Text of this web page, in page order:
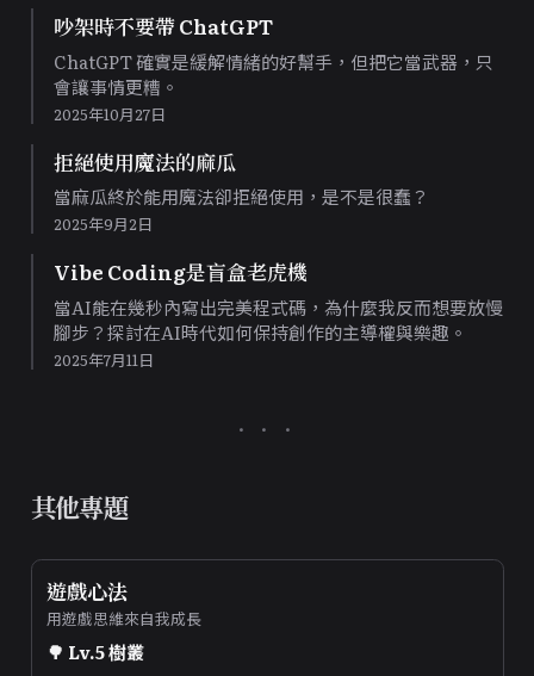
吵架時不要帶 ChatGPT
ChatGPT 確實是緩解情緒的好幫手，但把它當武器，只
會讓事情更糟。
2025年10月27日
拒絕使用魔法的麻瓜
當麻瓜終於能用魔法卻拒絕使用，是不是很蠢？
2025年9月2日
Vibe Coding是盲盒老虎機
當AI能在幾秒內寫出完美程式碼，為什麼我反而想要放慢
腳步？探討在AI時代如何保持創作的主導權與樂趣。
2025年7月11日
其他專題
遊戲心法
用遊戲思維來自我成長
🌳 Lv.5樹叢